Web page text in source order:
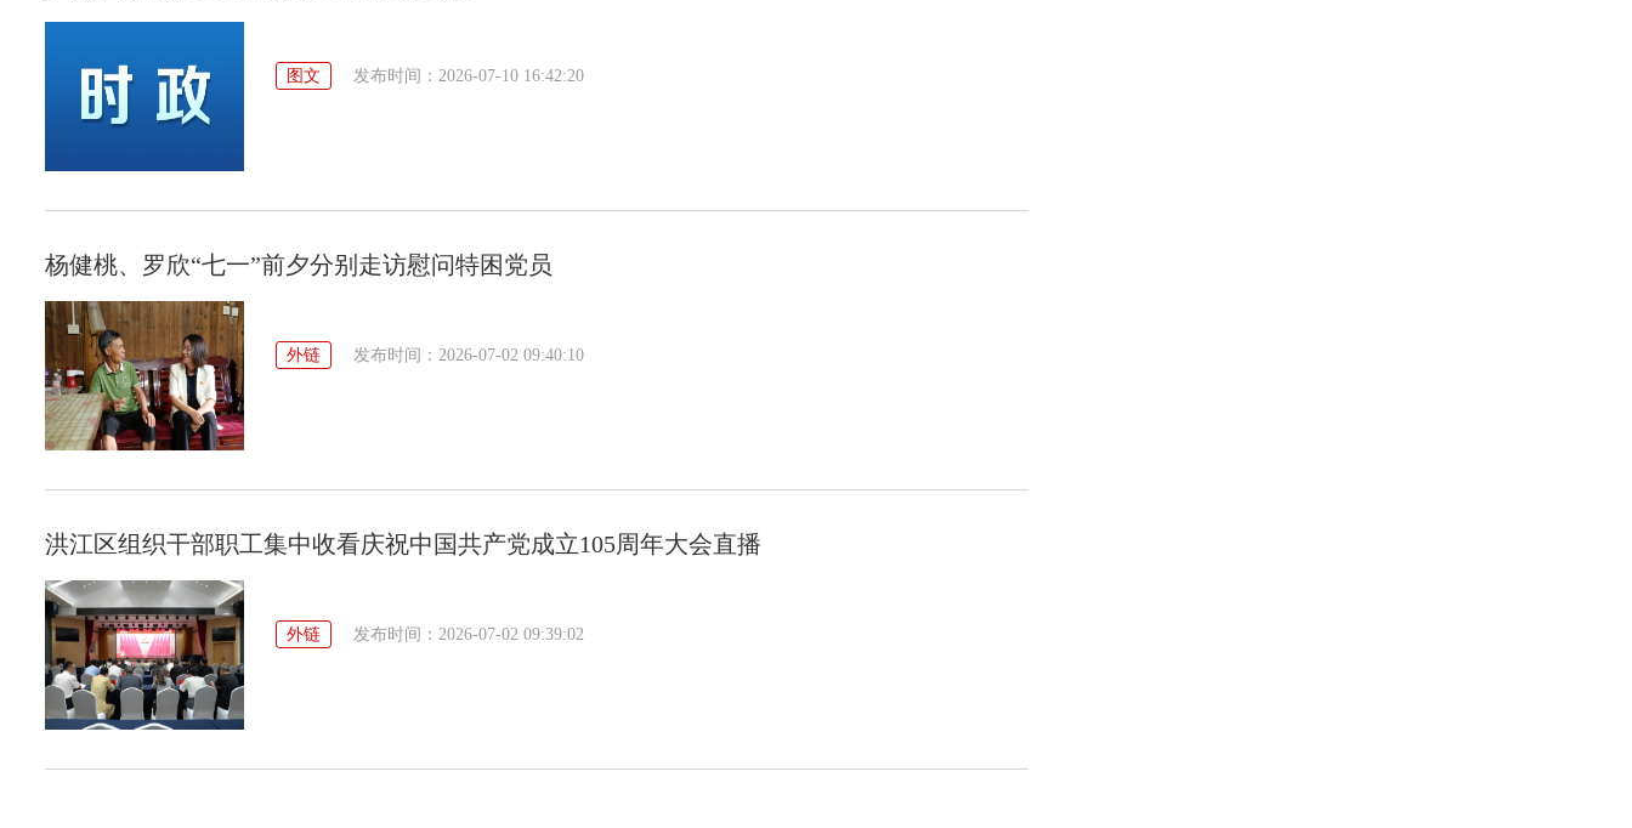
图文 发布时间：2026-07-10 16:42:20
杨健桃、罗欣“七一”前夕分别走访慰问特困党员
外链 发布时间：2026-07-02 09:40:10
洪江区组织干部职工集中收看庆祝中国共产党成立105周年大会直播
外链 发布时间：2026-07-02 09:39:02